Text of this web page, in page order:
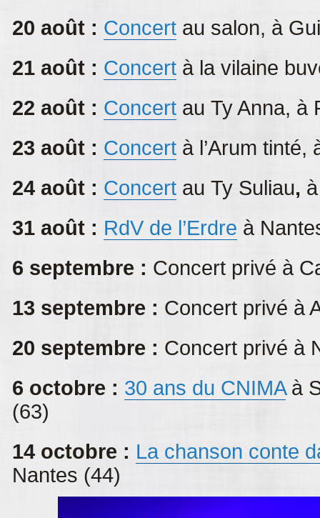
20 août : Concert au salon, à
21 août : Concert à la vilaine
22 août : Concert au Ty Anna, à
23 août : Concert à l’Arum tinté,
24 août : Concert au Ty Suliau,
31 août : RdV de l’Erdre à
6 septembre : Concert privé à
13 septembre : Concert privé à
20 septembre : Concert privé à
6 octobre : 30 ans du CNIMAà
(63)
14 octobre : La chanson conte
Nantes (44)